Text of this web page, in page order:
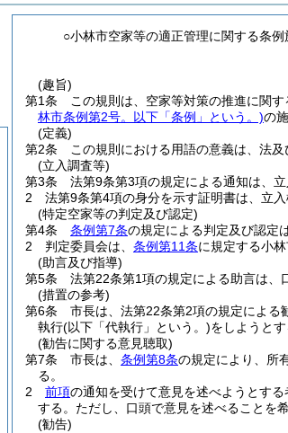
○小林市空家等の適正管理に関する条例
(趣旨)
第1条
この規則は、空家等対策の推進に関
林市条例第2号。以下「条例」という。)の
(定義)
第2条
この規則における用語の意義は、法及
(立入調査等)
第3条
法第9条第3項の規定による通知は、
2
法第9条第4項の身分を示す証明書は、立
(特定空家等の判定及び認定)
第4条
条例第7条の規定による判定及び認定
2
判定委員会は、 条例第11条に規定する小
(助言及び指導)
第5条
法第22条第1項の規定による助言は、
(措置の参考)
第6条
市長は、法第22条第2項の規定による
執行(以下「代執行」という。)をしようと
(勧告に関する意見聴取)
第7条
市長は、 条例第8条の規定により、所
る。
2
前項の通知を受けて意見を述べようとす
する。 ただし、口頭で意見を述べることを
(勧告)